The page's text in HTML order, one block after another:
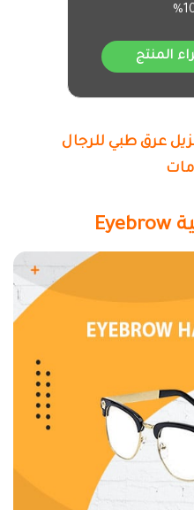
المنتج
عرق طبي للرجال
Eyebrow